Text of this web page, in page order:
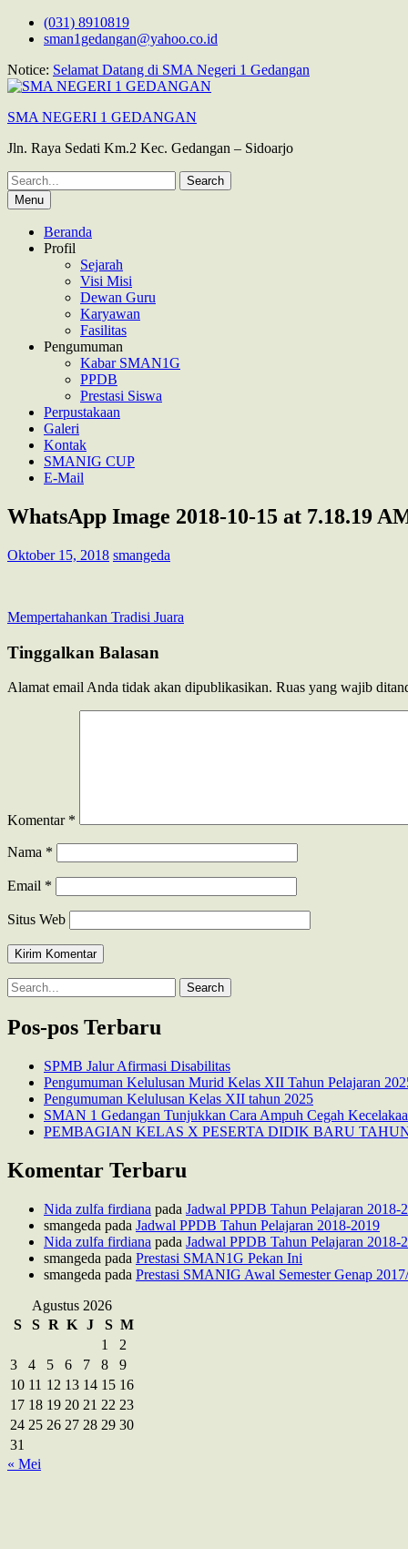
Skip
(031) 8910819
sman1gedangan@yahoo.co.id
Notice: Selamat Datang di SMA Negeri 1 Gedangan
SMA NEGERI 1 GEDANGAN
Jln. Raya Sedati Km.2 Kec. Gedangan – Sidoarjo
Search
for:Menu
Beranda
Profil
Sejarah
Visi Misi
Dewan Guru
Karyawan
Fasilitas
Pengumuman
Kabar SMAN1G
PPDB
Prestasi Siswa
Perpustakaan
Galeri
Kontak
SMANIG CUP
E-Mail
WhatsApp Image 2018-10-15 at 7.18.19
Oktober 15, 2018 smangeda
Navigasi
pos
Mempertahankan Tradisi Juara
Tinggalkan Balasan
Alamat email Anda tidak akan dipublikasikan. Ruas yang wajib
Komentar *
Nama *
Email *
Situs Web
Search
for:
Pos-pos Terbaru
SPMB Jalur Afirmasi Disabilitas
Pengumuman Kelulusan Murid Kelas XII Tahun Pelajaran
Pengumuman Kelulusan Kelas XII tahun 2025
SMAN 1 Gedangan Tunjukkan Cara Ampuh Cegah
PEMBAGIAN KELAS X PESERTA DIDIK BARU
Komentar Terbaru
Nida zulfa firdiana pada Jadwal PPDB Tahun Pelajaran 2018-
smangeda pada Jadwal PPDB Tahun Pelajaran 2018-2019
Nida zulfa firdiana pada Jadwal PPDB Tahun Pelajaran 2018-
smangeda pada Prestasi SMAN1G Pekan Ini
smangeda pada Prestasi SMANIG Awal Semester Genap
Agustus 2026
S
S R K J S M
1
2
3
4 5 6 7 8
9
10 11 12 13 14 15 16
17 18 19 20 21 22 23
24 25 26 27 28 29 30
31
« Mei